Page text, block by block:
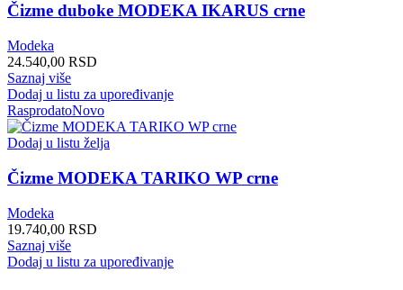
Čizme duboke MODEKA IKARUS crne
Modeka
24.540,00 RSD
Saznaj više
Dodaj u listu za upoređivanje
RasprodatoNovo
Dodaj u listu želja
Čizme MODEKA TARIKO WP crne
Modeka
19.740,00 RSD
Saznaj više
Dodaj u listu za upoređivanje